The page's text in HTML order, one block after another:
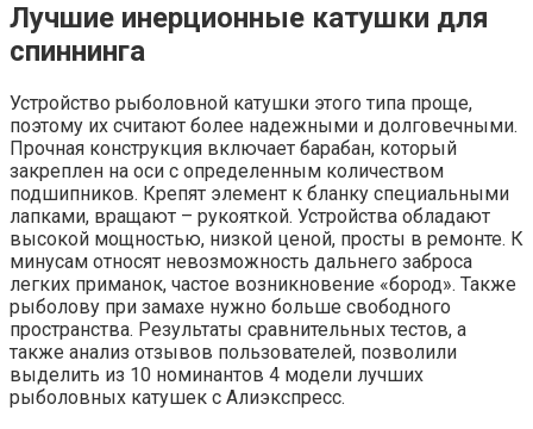
Лучшие инерционные катушки для
спиннинга
Устройство рыболовной катушки этого типа проще,
поэтому их считают более надежными и долговечными.
Прочная конструкция включает барабан, который
закреплен на оси с определенным количеством
подшипников. Крепят элемент к бланку специальными
лапками, вращают – рукояткой. Устройства обладают
высокой мощностью, низкой ценой, просты в ремонте. К
минусам относят невозможность дальнего заброса
легких приманок, частое возникновение «бород». Также
рыболову при замахе нужно больше свободного
пространства. Результаты сравнительных тестов, а
также анализ отзывов пользователей, позволили
выделить из 10 номинантов 4 модели лучших
рыболовных катушек с Алиэкспресс.